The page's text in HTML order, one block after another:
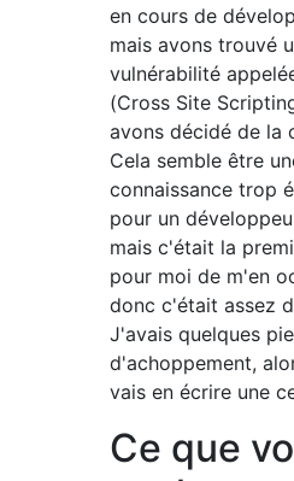
en cours de
mais avons trouvé
vulnérabilité
(Cross Site
avons décidé de la
Cela semble être
connaissance trop
pour un
mais c'était la
pour moi de m'en
donc c'était assez
J'avais quelques
d'achoppement,
vais en écrire une
Ce que